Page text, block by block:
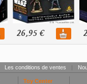
26,95 €
Les conditions de ventes |
Toy Center